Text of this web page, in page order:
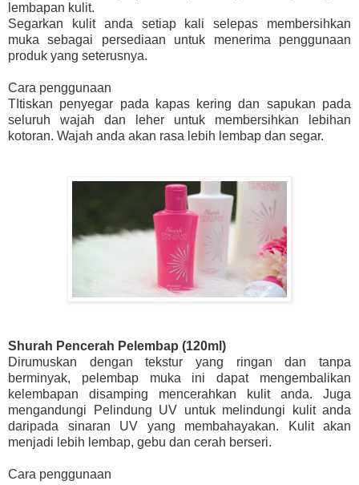
lembapan kulit.
Segarkan kulit anda setiap kali selepas membersihkan
muka sebagai persediaan untuk menerima penggunaan
produk yang seterusnya.
Cara penggunaan
TItiskan penyegar pada kapas kering dan sapukan pada
seluruh wajah dan leher untuk membersihkan lebihan
kotoran. Wajah anda akan rasa lebih lembap dan segar.
Shurah Pencerah Pelembap (120ml)
Dirumuskan dengan tekstur yang ringan dan tanpa
berminyak, pelembap muka ini dapat mengembalikan
kelembapan disamping mencerahkan kulit anda. Juga
mengandungi Pelindung UV untuk melindungi kulit anda
daripada sinaran UV yang membahayakan. Kulit akan
menjadi lebih lembap, gebu dan cerah berseri.
Cara penggunaan